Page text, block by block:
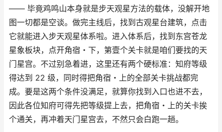
—— 毕竟鸡鸣山本身就是步天观星方法的载体，没解开地
图一切都是空谈。做完主线后，找到古观星台建筑，点击
它就能进入步天观星体系啦。进入体系后，找到东宫苍龙
星象板块，点开角宿・下，第壹个关卡就是咱们要找的天
门星宫。不过别急着进，这里还有两个硬标准：知府等级
得达到 22 级，同时得把角宿・上的全部关卡挑战都完
成。要是这两个条件没满足，就算你找到入口也进不去，
因此各位知府可得先把等级提上去，把角宿・上的关卡挨
个通关，再冲着天门星宫去，不然只会白跑一趟。